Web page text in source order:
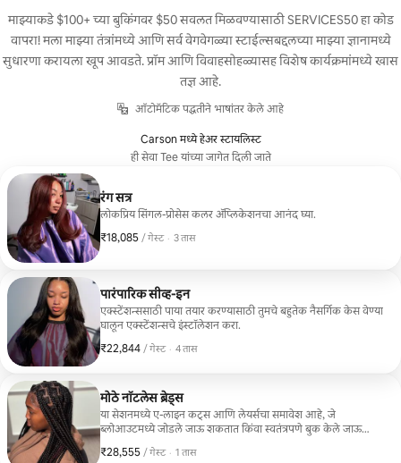
माझ्याकडे $100+ च्या बुकिंगवर $50 सवलत मिळवण्यासाठी SERVICES50 हा कोड
वापरा! मला माझ्या तंत्रांमध्ये आणि सर्व वेगवेगळ्या स्टाईल्सबद्दलच्या माझ्या ज्ञानामध्ये
सुधारणा करायला खूप आवडते. प्रॉम आणि विवाहसोहळ्यासह विशेष कार्यक्रमांमध्ये खास
तज्ञ आहे.
ऑटोमॅटिक पद्धतीने भाषांतर केले आहे
Carson मध्ये हेअर स्टायलिस्ट
ही सेवा Tee यांच्या जागेत दिली जाते
रंग सत्र
लोकप्रिय सिंगल-प्रोसेस कलर ॲप्लिकेशनचा आनंद घ्या.
₹18,085 / गेस्ट
₹18,085 प्रति गेस्ट
, · 3 तास
पारंपारिक सीव्ह-इन
एक्स्टेंशन्ससाठी पाया तयार करण्यासाठी तुमचे बहुतेक नैसर्गिक केस वेण्या
घालून एक्स्टेंशन्सचे इंस्टॉलेशन करा.
₹22,844 / गेस्ट
₹22,844 प्रति गेस्ट
, · 4 तास
मोठे नॉटलेस ब्रेड्स
या सेशनमध्ये ए-लाइन कट्स आणि लेयर्सचा समावेश आहे, जे
ब्लोआउटमध्ये जोडले जाऊ शकतात किंवा स्वतंत्रपणे बुक केले जाऊ
₹28,555 / गेस्ट
₹28,555 प्रति गेस्ट
, · 1 तास